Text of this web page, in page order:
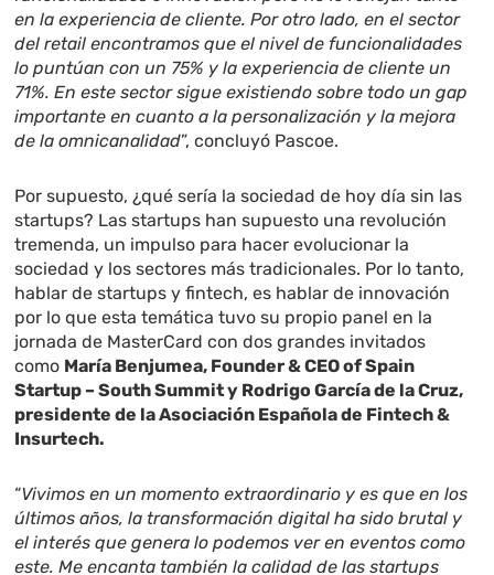
en la experiencia de cliente. Por otro lado, en el sector
del retail encontramos que el nivel de funcionalidades
lo puntúan con un 75% y la experiencia de cliente un
71%. En este sector sigue existiendo sobre todo un gap
importante en cuanto a la personalización y la mejora
de la omnicanalidad”, concluyó Pascoe.
Por supuesto, ¿qué sería la sociedad de hoy día sin las
startups? Las startups han supuesto una revolución
tremenda, un impulso para hacer evolucionar la
sociedad y los sectores más tradicionales. Por lo tanto,
hablar de startups y fintech, es hablar de innovación
por lo que esta temática tuvo su propio panel en la
jornada de MasterCard con dos grandes invitados
como María Benjumea, Founder & CEO of Spain
Startup – South Summit y Rodrigo García de la Cruz,
presidente de la Asociación Española de Fintech &
Insurtech.
“Vivimos en un momento extraordinario y es que en los
últimos años, la transformación digital ha sido brutal y
el interés que genera lo podemos ver en eventos como
este. Me encanta también la calidad de las startups